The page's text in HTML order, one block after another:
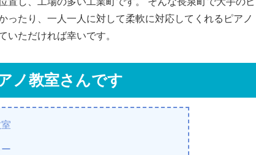
ったり、一人一人に対して柔軟に対応してくれるピアノ
いただければ幸いです。
ノ教室さんです